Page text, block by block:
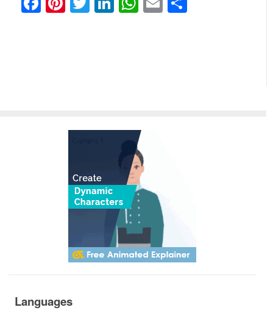
Languages